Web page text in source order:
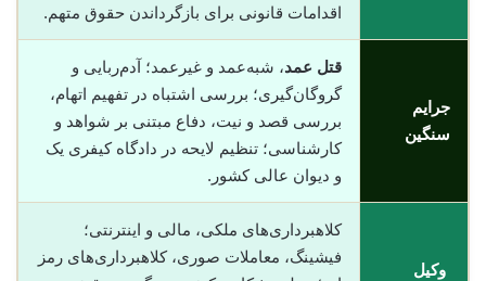
اقدامات قانونی برای بازگرداندن حقوق متهم.
جرایم
سنگین
قتل عمد، شبه‌عمد و غیرعمد؛ آدم‌ربایی و
گروگان‌گیری؛ بررسی اشتباه در تفهیم اتهام،
بررسی قصد و نیت، دفاع مبتنی بر شواهد و
کارشناسی؛ تنظیم لایحه در دادگاه کیفری یک
و دیوان عالی کشور.
وکیل
کلاهبرداری‌های ملکی، مالی و اینترنتی؛
فیشینگ، معاملات صوری، کلاهبرداری‌های رمز